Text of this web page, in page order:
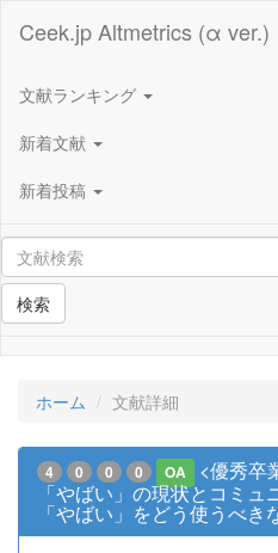
Ceek.jp Altmetrics (α ver.)
文献ランキング
新着文献
新着投稿
検索
ホーム 文献詳細
4 0 0 0 OA
<優秀卒
「やばい」の現状とコミ
「やばい」をどう使うべき